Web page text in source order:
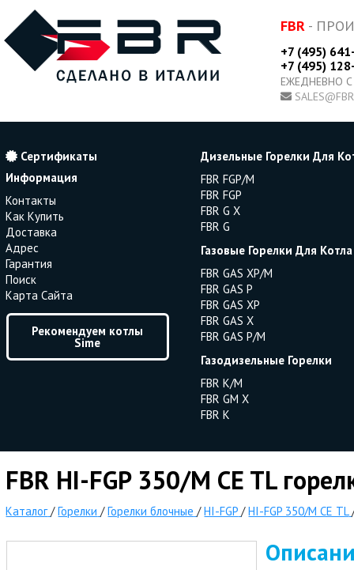
FBR -
+7 (495)
+7 (495)
ЕЖЕДНЕВНО
Сертификаты
Информация
Контакты
Как Купить
Доставка
Адрес
Гарантия
Поиск
Карта Сайта
Рекомендуем котлы
Sime
Дизельные Горелки Для
FBR FGP/M
FBR FGP
FBR G X
FBR G
Газовые Горелки Для Котла
FBR GAS XP/M
FBR GAS P
FBR GAS XP
FBR GAS X
FBR GAS P/M
Газодизельные Горелки
FBR K/M
FBR GM X
FBR K
FBR HI-FGP 350/M CE TL
Каталог /Горелки /Горелки блочные /HI-FGP /HI-FGP 350/M CE TL